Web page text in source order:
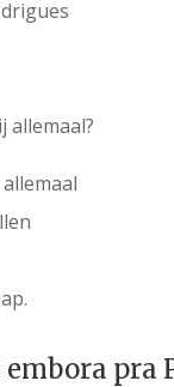
allemaal?
pra